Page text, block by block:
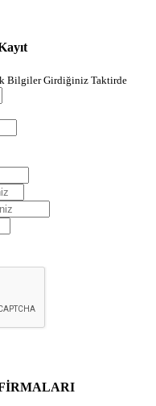
Bilgiler Girdiğiniz Taktirde